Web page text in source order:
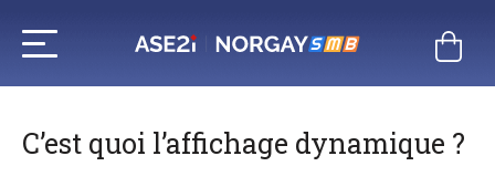
contenu
C’est quoi l’affichage dynamique ?